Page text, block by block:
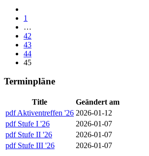
1
…
42
43
44
45
Terminpläne
Title
Geändert am
pdf Aktiventreffen '26 2026-01-12
pdf Stufe I '26
2026-01-07
pdf Stufe II '26
2026-01-07
pdf Stufe III '26 2026-01-07